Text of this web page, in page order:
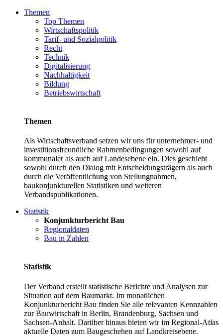
Themen
Top Themen
Wirtschaftspolitik
Tarif- und Sozialpolitik
Recht
Technik
Digitalisierung
Nachhaltigkeit
Bildung
Betriebswirtschaft
Themen
Als Wirtschaftsverband setzen wir uns für unternehmer- und
investitionsfreundliche Rahmenbedingungen sowohl auf
kommunaler als auch auf Landesebene ein. Dies geschieht
sowohl durch den Dialog mit Entscheidungsträgern als auch
durch die Veröffentlichung von Stellungnahmen,
baukonjunkturellen Statistiken und weiteren
Verbandspublikationen.
Statistik
Konjunkturbericht Bau
Regionaldaten
Bau in Zahlen
Statistik
Der Verband erstellt statistische Berichte und Analysen zur
Situation auf dem Baumarkt. Im monatlichen
Konjunkturbericht Bau finden Sie alle relevanten Kennzahlen
zur Bauwirtschaft in Berlin, Brandenburg, Sachsen und
Sachsen-Anhalt. Darüber hinaus bieten wir im Regional-Atlas
aktuelle Daten zum Baugeschehen auf Landkreisebene.